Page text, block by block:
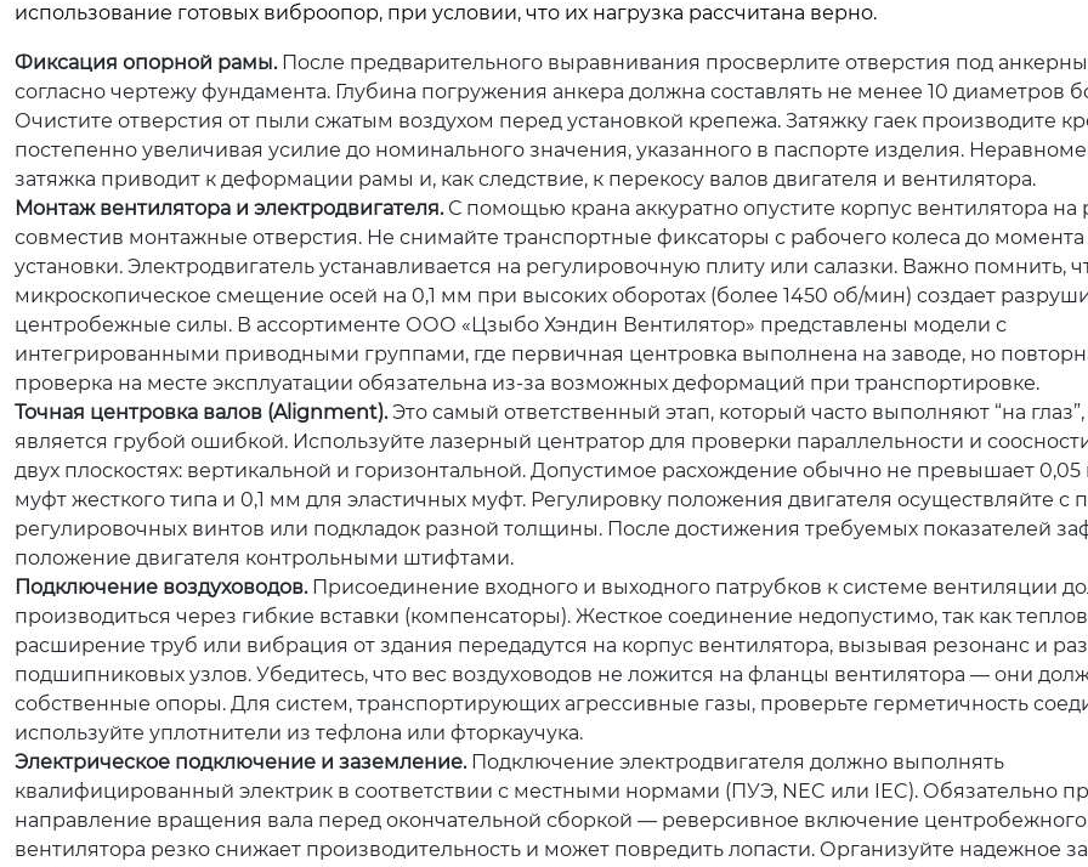
использование готовых виброопор, при условии, что их нагрузка рассчитана верно.
Фиксация опорной рамы.После предварительного выравнивания просверлите отверстия под
согласно чертежу фундамента. Глубина погружения анкера должна составлять не менее 10 диаметров
Очистите отверстия от пыли сжатым воздухом перед установкой крепежа. Затяжку гаек производите
постепенно увеличивая усилие до номинального значения, указанного в паспорте изделия.
затяжка приводит к деформации рамы и, как следствие, к перекосу валов двигателя и вентилятора.
Монтаж вентилятора и электродвигателя.С помощью крана аккуратно опустите корпус вентилятора на
совместив монтажные отверстия. Не снимайте транспортные фиксаторы с рабочего колеса до
установки. Электродвигатель устанавливается на регулировочную плиту или салазки. Важно помнить,
микроскопическое смещение осей на 0,1 мм при высоких оборотах (более 1450 об/мин) создает
центробежные силы. В ассортименте ООО «Цзыбо Хэндин Вентилятор» представлены модели с
интегрированными приводными группами, где первичная центровка выполнена на заводе, но
проверка на месте эксплуатации обязательна из-за возможных деформаций при транспортировке.
Точная центровка валов (Alignment).Это самый ответственный этап, который часто выполняют “на глаз”,
является грубой ошибкой. Используйте лазерный центратор для проверки параллельности и
двух плоскостях: вертикальной и горизонтальной. Допустимое расхождение обычно не превышает
муфт жесткого типа и 0,1 мм для эластичных муфт. Регулировку положения двигателя осуществляйте
регулировочных винтов или подкладок разной толщины. После достижения требуемых показателей
положение двигателя контрольными штифтами.
Подключение воздуховодов.Присоединение входного и выходного патрубков к системе вентиляции
производиться через гибкие вставки (компенсаторы). Жесткое соединение недопустимо, так как
расширение труб или вибрация от здания передадутся на корпус вентилятора, вызывая резонанс и
подшипниковых узлов. Убедитесь, что вес воздуховодов не ложится на фланцы вентилятора — они
собственные опоры. Для систем, транспортирующих агрессивные газы, проверьте герметичность
используйте уплотнители из тефлона или фторкаучука.
Электрическое подключение и заземление.Подключение электродвигателя должно выполнять
квалифицированный электрик в соответствии с местными нормами (ПУЭ, NEC или IEC). Обязательно
направление вращения вала перед окончательной сборкой — реверсивное включение центробежного
вентилятора резко снижает производительность и может повредить лопасти. Организуйте надежное